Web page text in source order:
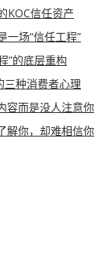
KOC信任资产
一场“信任工程”
”的底层重构
种消费者心理
容而是没人注意你
解你，却难相信你